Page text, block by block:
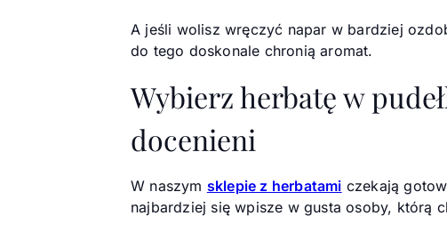
A jeśli wolisz wręczyć napar w bardziej
do tego doskonale chronią aromat.
Wybierz herbatę w
docenieni
W naszym sklepie z herbatami czekają
najbardziej się wpisze w gusta osoby, którą